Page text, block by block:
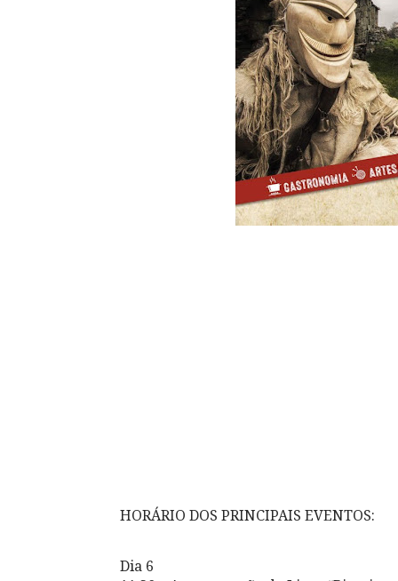
HORÁRIO DOS PRINCIPAIS EVENTOS:
Dia 6